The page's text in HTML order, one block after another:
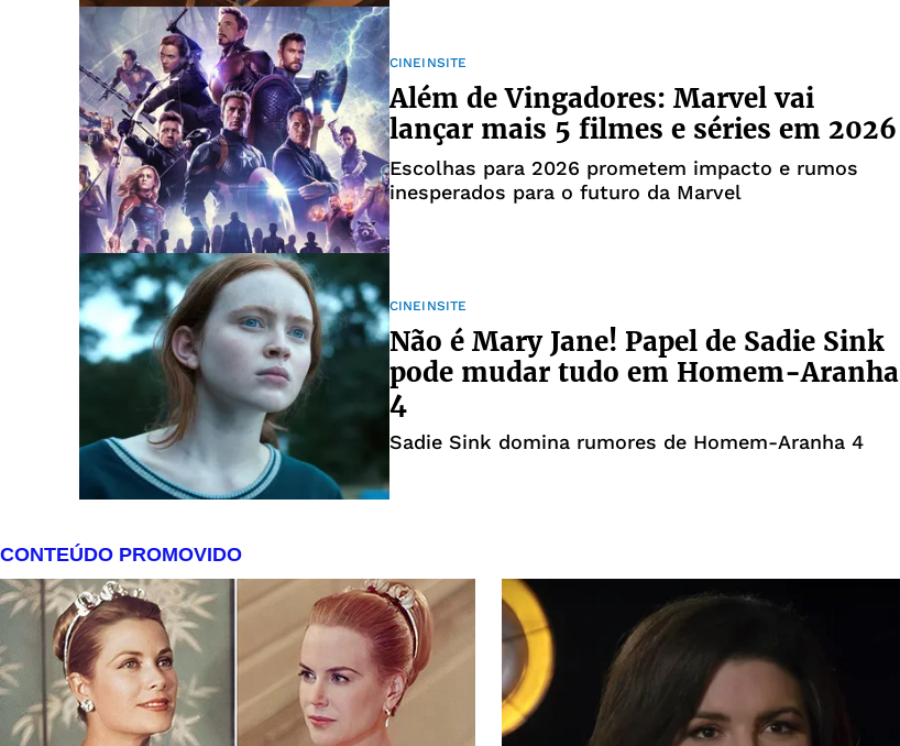
CINEINSITE
Além de Vingadores: Marvel vai
lançar mais 5 filmes e séries em 2026
Escolhas para 2026 prometem impacto e rumos
inesperados para o futuro da Marvel
CINEINSITE
Não é Mary Jane! Papel de Sadie Sink
pode mudar tudo em Homem-Aranha
4
Sadie Sink domina rumores de Homem-Aranha 4